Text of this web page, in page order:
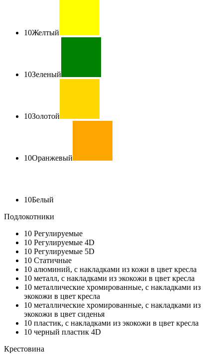
10Желтый
10Зеленый
10Золотой
10Оранжевый
10Белый
Подлокотники
10 Регулируемые
10 Регулируемые 4D
10 Регулируемые 5D
10 Статичные
10 алюминий, с накладками из кожи в цвет кресла
10 металл, с накладками из экокожи в цвет кресла
10 металлические хромированные, с накладками из
экокожи в цвет кресла
10 металлические хромированные, с накладками из
экокожи в цвет сиденья
10 пластик, с накладками из экокожи в цвет кресла
10 черный пластик 4D
Крестовина